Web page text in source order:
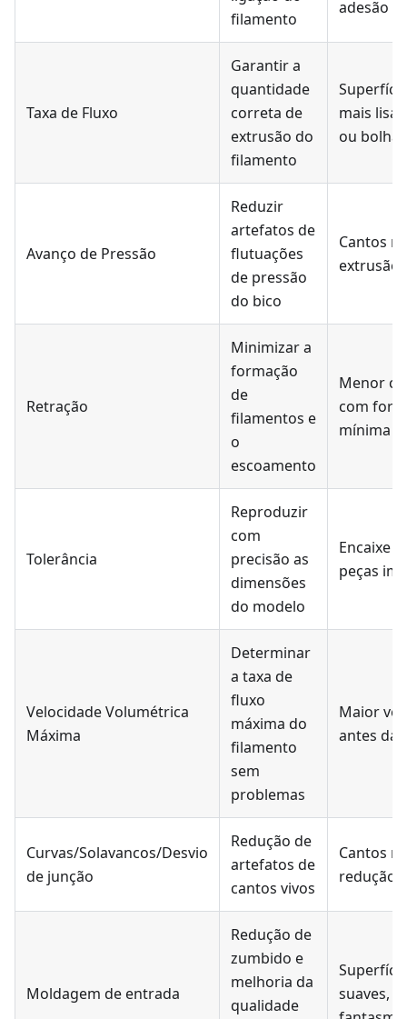
filamento
adesão
Taxa de Fluxo
Garantir a
quantidade
correta de
extrusão do
filamento
mais lisa,
ou bolhas
Avanço de Pressão
Reduzir
artefatos de
flutuações
de pressão
do bico
Cantos
extrusão
Retração
Minimizar a
formação
de
filamentos e
o
escoamento
Menor
com
mínima
Tolerância
Reproduzir
com
precisão as
dimensões
do modelo
Encaixe
peças
Velocidade Volumétrica
Máxima
Determinar
a taxa de
fluxo
máxima do
filamento
sem
problemas
Maior
antes da
Curvas/Solavancos/Desvio
de junção
Redução de
artefatos de
cantos vivos
Cantos
redução
Moldagem de entrada
Redução de
zumbido e
melhoria da
qualidade
suaves,